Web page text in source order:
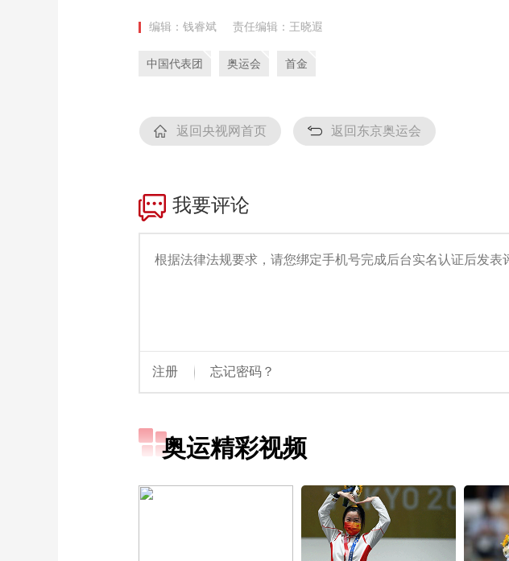
编辑：钱睿斌 责任编辑：王晓遐
中国代表团 奥运会 首金
返回央视网首页 返回东京奥运会
奥运精彩视频